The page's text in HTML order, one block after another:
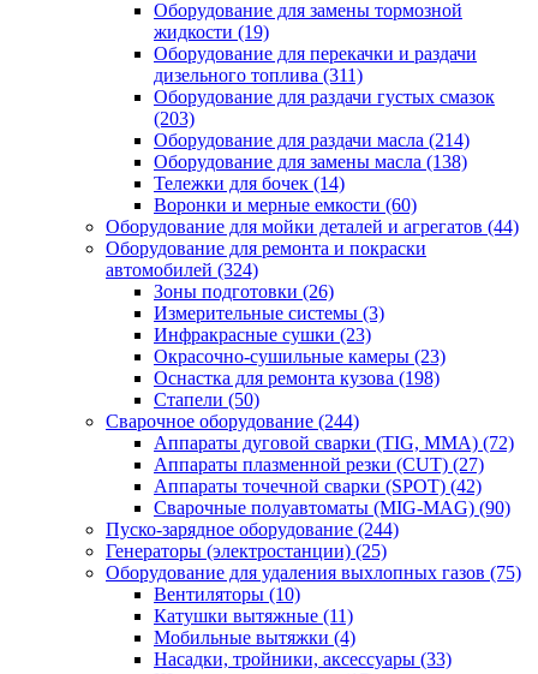
Оборудование для замены тормозной
жидкости (19)
Оборудование для перекачки и раздачи
дизельного топлива (311)
Оборудование для раздачи густых смазок
(203)
Оборудование для раздачи масла (214)
Оборудование для замены масла (138)
Тележки для бочек (14)
Воронки и мерные емкости (60)
Оборудование для мойки деталей и агрегатов (44)
Оборудование для ремонта и покраски
автомобилей (324)
Зоны подготовки (26)
Измерительные системы (3)
Инфракрасные сушки (23)
Окрасочно-сушильные камеры (23)
Оснастка для ремонта кузова (198)
Стапели (50)
Сварочное оборудование (244)
Аппараты дуговой сварки (TIG, MMA) (72)
Аппараты плазменной резки (CUT) (27)
Аппараты точечной сварки (SPOT) (42)
Сварочные полуавтоматы (MIG-MAG) (90)
Пуско-зарядное оборудование (244)
Генераторы (электростанции) (25)
Оборудование для удаления выхлопных газов (75)
Вентиляторы (10)
Катушки вытяжные (11)
Мобильные вытяжки (4)
Насадки, тройники, аксессуары (33)